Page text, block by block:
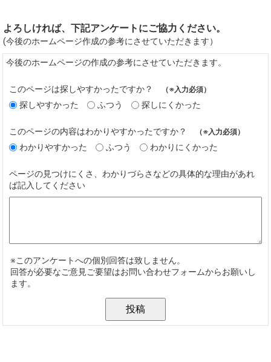
よろしければ、下記アンケートにご協力ください。
(今後のホームページ作成の参考にさせていただきます）
今後のホームページの作成の参考にさせていただきます。
このページは探しやすかったですか？ （※入力必須）
探しやすかった ふつう 探しにくかった
このページの内容はわかりやすかったですか？ （※入力必須）
わかりやすかった ふつう わかりにくかった
ページの見つけにくさ、わかりづらさなどの具体的な理由があれ
ば記入してください
※このアンケートへの個別回答は致しません。
回答が必要なご意見ご要望はお問い合わせフォームからお願いし
ます。